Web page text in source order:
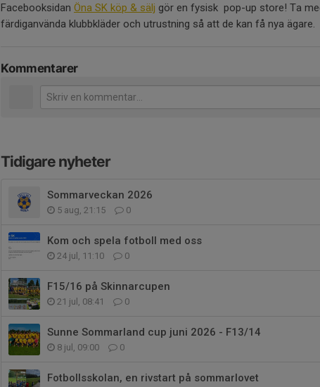
Facebooksidan Öna SK köp & sälj gör en fysisk pop-up store! Ta
färdiganvända klubbkläder och utrustning så att de kan få nya ägare.
Kommentarer
Tidigare nyheter
Sommarveckan 2026
5 aug, 21:15 0
Kom och spela fotboll med oss
24 jul, 11:10 0
F15/16 på Skinnarcupen
21 jul, 08:41 0
Sunne Sommarland cup juni 2026 - F13/14
8 jul, 09:00 0
Fotbollsskolan, en rivstart på sommarlovet